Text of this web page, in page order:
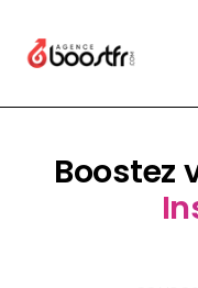
contenu
Boostez